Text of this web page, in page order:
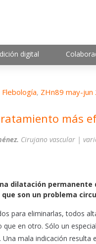
digital
, ZHn89 may-jun
más
Cirujano vascular |
a
l
dilatación
que son un problema
para eliminarlas, todos
que en otro. Sólo un
mala indicación